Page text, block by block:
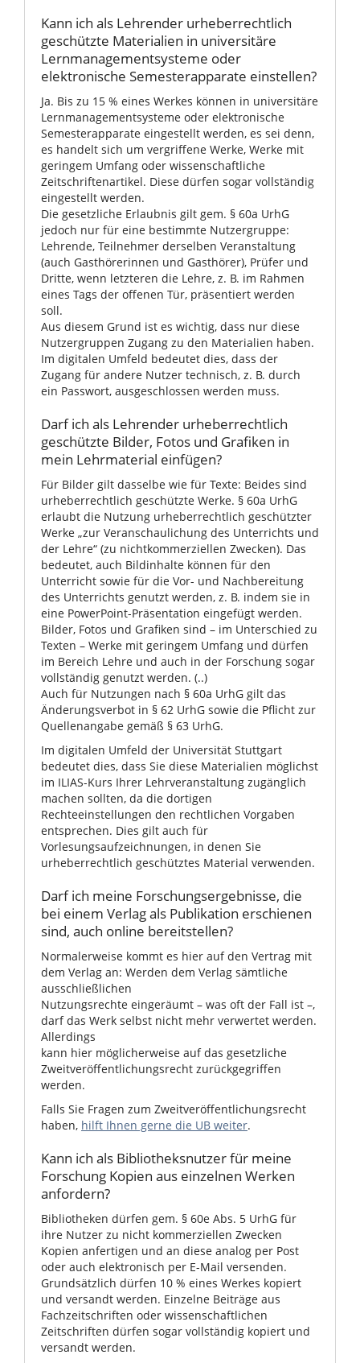
Kann ich als Lehrender urheberrechtlich
geschützte Materialien in universitäre
Lernmanagementsysteme oder
elektronische Semesterapparate einstellen?
Ja. Bis zu 15 % eines Werkes können in universitäre
Lernmanagementsysteme oder elektronische
Semesterapparate eingestellt werden, es sei denn,
es handelt sich um vergriffene Werke, Werke mit
geringem Umfang oder wissenschaftliche
Zeitschriftenartikel. Diese dürfen sogar vollständig
eingestellt werden.
Die gesetzliche Erlaubnis gilt gem. § 60a UrhG
jedoch nur für eine bestimmte Nutzergruppe:
Lehrende, Teilnehmer derselben Veranstaltung
(auch Gasthörerinnen und Gasthörer), Prüfer und
Dritte, wenn letzteren die Lehre, z. B. im Rahmen
eines Tags der offenen Tür, präsentiert werden
soll.
Aus diesem Grund ist es wichtig, dass nur diese
Nutzergruppen Zugang zu den Materialien haben.
Im digitalen Umfeld bedeutet dies, dass der
Zugang für andere Nutzer technisch, z. B. durch
ein Passwort, ausgeschlossen werden muss.
Darf ich als Lehrender urheberrechtlich
geschützte Bilder, Fotos und Grafiken in
mein Lehrmaterial einfügen?
Für Bilder gilt dasselbe wie für Texte: Beides sind
urheberrechtlich geschützte Werke. § 60a UrhG
erlaubt die Nutzung urheberrechtlich geschützter
Werke „zur Veranschaulichung des Unterrichts und
der Lehre“ (zu nichtkommerziellen Zwecken). Das
bedeutet, auch Bildinhalte können für den
Unterricht sowie für die Vor- und Nachbereitung
des Unterrichts genutzt werden, z. B. indem sie in
eine PowerPoint-Präsentation eingefügt werden.
Bilder, Fotos und Grafiken sind – im Unterschied zu
Texten – Werke mit geringem Umfang und dürfen
im Bereich Lehre und auch in der Forschung sogar
vollständig genutzt werden. (..)
Auch für Nutzungen nach § 60a UrhG gilt das
Änderungsverbot in § 62 UrhG sowie die Pflicht zur
Quellenangabe gemäß § 63 UrhG.
Im digitalen Umfeld der Universität Stuttgart
bedeutet dies, dass Sie diese Materialien möglichst
im ILIAS-Kurs Ihrer Lehrveranstaltung zugänglich
machen sollten, da die dortigen
Rechteeinstellungen den rechtlichen Vorgaben
entsprechen. Dies gilt auch für
Vorlesungsaufzeichnungen, in denen Sie
urheberrechtlich geschütztes Material verwenden.
Darf ich meine Forschungsergebnisse, die
bei einem Verlag als Publikation erschienen
sind, auch online bereitstellen?
Normalerweise kommt es hier auf den Vertrag mit
dem Verlag an: Werden dem Verlag sämtliche
ausschließlichen
Nutzungsrechte eingeräumt – was oft der Fall ist –,
darf das Werk selbst nicht mehr verwertet werden.
Allerdings
kann hier möglicherweise auf das gesetzliche
Zweitveröffentlichungsrecht zurückgegriffen
werden.
Falls Sie Fragen zum Zweitveröffentlichungsrecht
haben, hilft Ihnen gerne die UB weiter.
Kann ich als Bibliotheksnutzer für meine
Forschung Kopien aus einzelnen Werken
anfordern?
Bibliotheken dürfen gem. § 60e Abs. 5 UrhG für
ihre Nutzer zu nicht kommerziellen Zwecken
Kopien anfertigen und an diese analog per Post
oder auch elektronisch per E-Mail versenden.
Grundsätzlich dürfen 10 % eines Werkes kopiert
und versandt werden. Einzelne Beiträge aus
Fachzeitschriften oder wissenschaftlichen
Zeitschriften dürfen sogar vollständig kopiert und
versandt werden.